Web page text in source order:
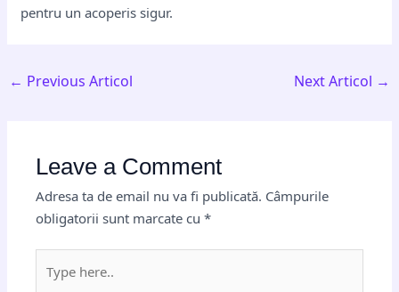
pentru un acoperis sigur.
← Previous Articol Next Articol →
Leave a Comment
Adresa ta de email nu va fi publicată. Câmpurile
obligatorii sunt marcate cu*
here..